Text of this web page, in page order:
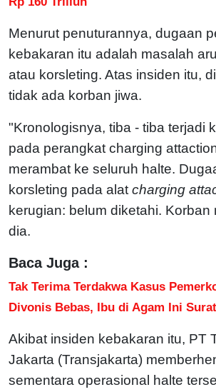
Menurut penuturannya, dugaan
kebakaran itu adalah masalah
atau korsleting. Atas insiden itu,
tidak ada korban jiwa.
"Kronologisnya, tiba - tiba terjadi
pada perangkat charging
merambat ke seluruh halte.
korsleting pada alat charging
kerugian: belum diketahi. Korban
dia.
Baca Juga :
Tak Terima Terdakwa Kasus
Divonis Bebas, Ibu di Agam Ini
Akibat insiden kebakaran itu, PT
Jakarta (Transjakarta)
sementara operasional halte